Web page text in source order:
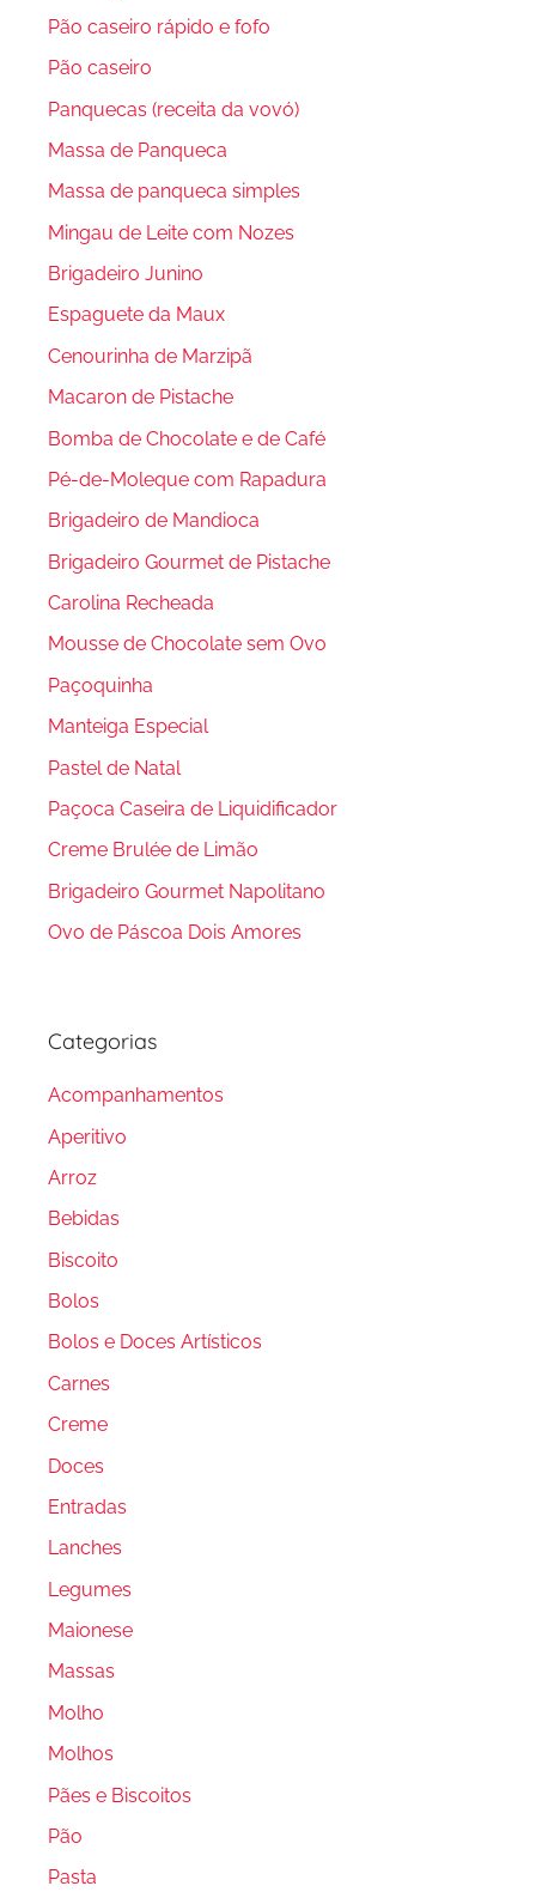
Pão caseiro rápido e fofo
Pão caseiro
Panquecas (receita da vovó)
Massa de Panqueca
Massa de panqueca simples
Mingau de Leite com Nozes
Brigadeiro Junino
Espaguete da Maux
Cenourinha de Marzipã
Macaron de Pistache
Bomba de Chocolate e de Café
Pé-de-Moleque com Rapadura
Brigadeiro de Mandioca
Brigadeiro Gourmet de Pistache
Carolina Recheada
Mousse de Chocolate sem Ovo
Paçoquinha
Manteiga Especial
Pastel de Natal
Paçoca Caseira de Liquidificador
Creme Brulée de Limão
Brigadeiro Gourmet Napolitano
Ovo de Páscoa Dois Amores
Categorias
Acompanhamentos
Aperitivo
Arroz
Bebidas
Biscoito
Bolos
Bolos e Doces Artísticos
Carnes
Creme
Doces
Entradas
Lanches
Legumes
Maionese
Massas
Molho
Molhos
Pães e Biscoitos
Pão
Pasta